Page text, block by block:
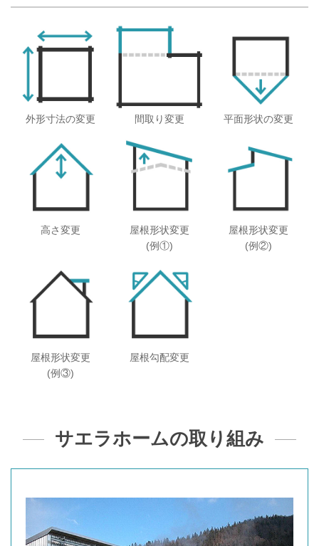
外形寸法の変更 間取り変更 平面形状の変更
高さ変更
屋根形状変更
(例①)
屋根形状変更
(例②)
屋根形状変更
(例③)
屋根勾配変更
サエラホームの取り組み